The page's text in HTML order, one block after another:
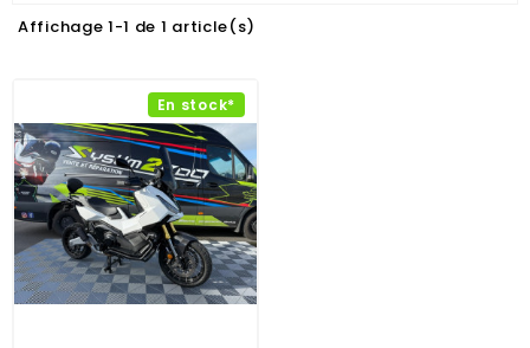
Affichage 1-1 de 1 article(s)
En stock*